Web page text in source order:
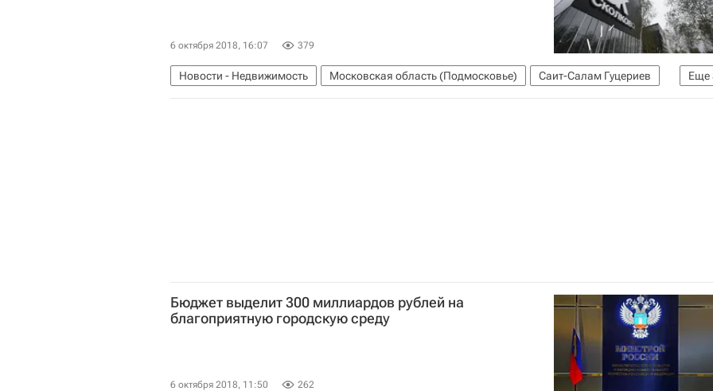
6 октября 2018, 16:07 379
Еще
Новости - Недвижимость Московская область (Подмосковье)
Саит-Салам Гуцериев
Сколково
Инфраструктура Сафмар
Бюджет выделит 300 миллиардов рублей на
благоприятную городскую среду
6 октября 2018, 11:50 262